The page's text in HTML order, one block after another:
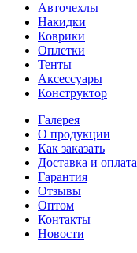
Авточехлы
Накидки
Коврики
Оплетки
Тенты
Аксессуары
Конструктор
Галерея
О продукции
Как заказать
Доставка и оплата
Гарантия
Отзывы
Оптом
Контакты
Новости